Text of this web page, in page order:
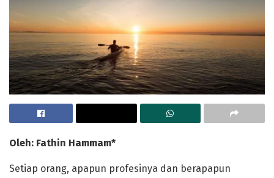
Oleh: Fathin Hammam*
Setiap orang, apapun profesinya dan berapapun